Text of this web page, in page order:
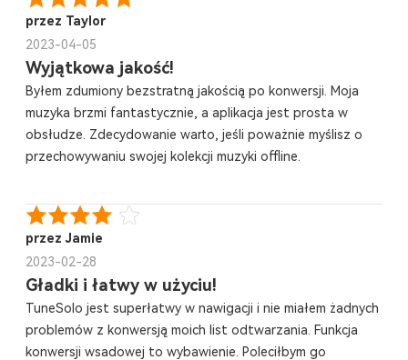
przez Taylor
2023-04-05
Wyjątkowa jakość!
Byłem zdumiony bezstratną jakością po konwersji. Moja
muzyka brzmi fantastycznie, a aplikacja jest prosta w
obsłudze. Zdecydowanie warto, jeśli poważnie myślisz o
przechowywaniu swojej kolekcji muzyki offline.
przez Jamie
2023-02-28
Gładki i łatwy w użyciu!
TuneSolo jest superłatwy w nawigacji i nie miałem żadnych
problemów z konwersją moich list odtwarzania. Funkcja
konwersji wsadowej to wybawienie. Poleciłbym go